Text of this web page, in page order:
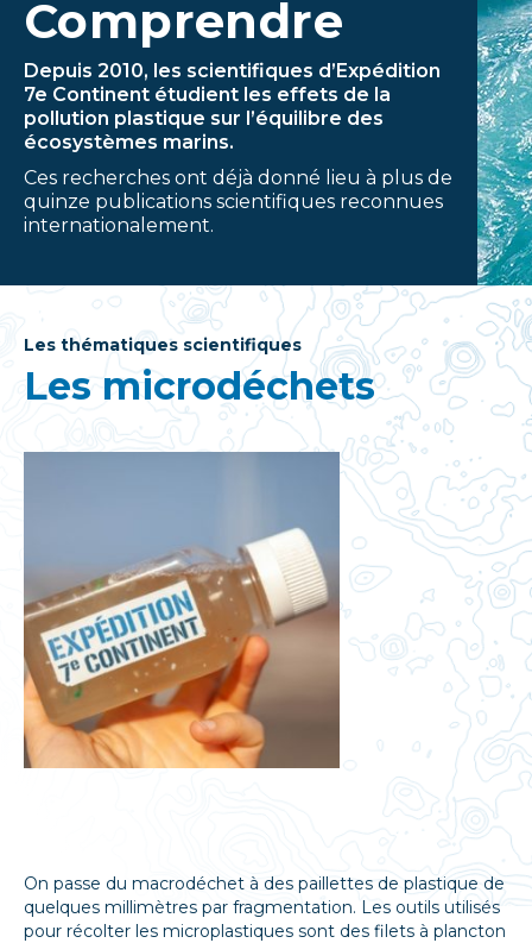
Comprendre
Depuis 2010, les scientifiques d’Expédition
7e Continent étudient les effets de la
pollution plastique sur l’équilibre des
écosystèmes marins.
Ces recherches ont déjà donné lieu à plus de
quinze publications scientifiques reconnues
internationalement.
Les thématiques scientifiques
Les microdéchets
On passe du macrodéchet à des paillettes de plastique de
quelques millimètres par fragmentation. Les outils utilisés
pour récolter les microplastiques sont des filets à plancton